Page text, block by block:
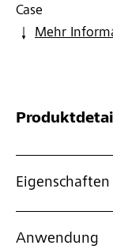
Case
Mehr
Eigenschaften
Anwendung